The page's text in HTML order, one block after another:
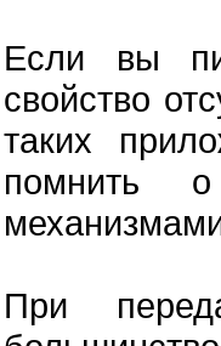
Если вы
свойство
таких
помнить
При